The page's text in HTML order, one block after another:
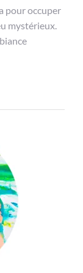
pour occuper
mystérieux.